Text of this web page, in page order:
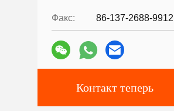
Факс: 86-137-2688-9912
Контакт теперь